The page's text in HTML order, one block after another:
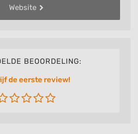
Website
BEOORDELING:
de eerste review!